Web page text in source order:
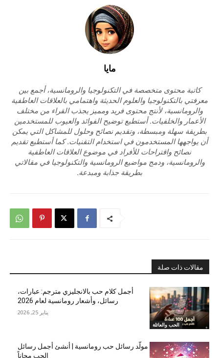
مايا
كاتبة محتوى متخصصة في التكنولوجيا والرومانسية، أجمع بين
معرفتي بالتكنولوجيا والعلوم الحديثة واهتمامي بالعلاقات العاطفية
والرومانسية، لأنتج محتوى فريد ومميز يجذب القراء من مختلف
الأعمار والخلفيات. أستطيع توضيح الفوائد والعيوب للمستخدمين
بطريقة سهلة ومبسطة، وتقديم نصائح وحلول للمشاكل التي يمكن
أن يواجهها المستخدمون في استخدام التقنيات. كما أستطيع تقديم
نصائح واقتراحات للأفراد في موضوع العلاقات العاطفية
والرومانسية، ودمج مواضيع الرومانسية والتكنولوجيا في مقالاتي
بطريقة جذابة ومبدعة.
مقالات ذات صلة
الحب والعائلة
أجمل كلام حب بالانجليزي مترجم: عبارات،
رسائل، وأشعار رومانسية لعام 2026
يناير 25, 2026
مولّد رسائل حب رومانسية | أنشئ أجمل رسائل
الحب مجاناً